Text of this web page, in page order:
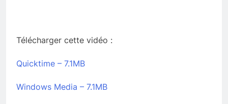
Télécharger cette vidéo :
Quicktime – 7.1MB
Windows Media – 7.1MB